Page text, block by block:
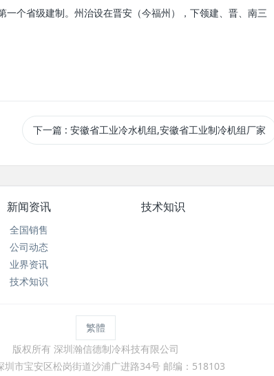
一个省级建制。州治设在晋安（今福州），下领建、晋、南三
下一篇 : 安徽省工业冷水机组,安徽省工业制冷机组厂家
新闻资讯
全国销售
公司动态
业界资讯
技术知识
技术知识
繁體
版权所有 深圳瀚信德制冷科技有限公司
圳市宝安区松岗街道沙浦广进路34号 邮编：518103